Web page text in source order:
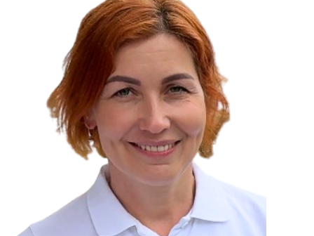
Cookies, ktoré používame
Technické a nevyhnutné cookies
Analytické a marketingové cookies
Reklamné úložisko
Reklamné používateľské dáta
Personalizácia reklám
Povoliť vybrané
Odmietnuť